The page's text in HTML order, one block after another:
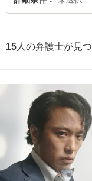
15 人の弁護士が見